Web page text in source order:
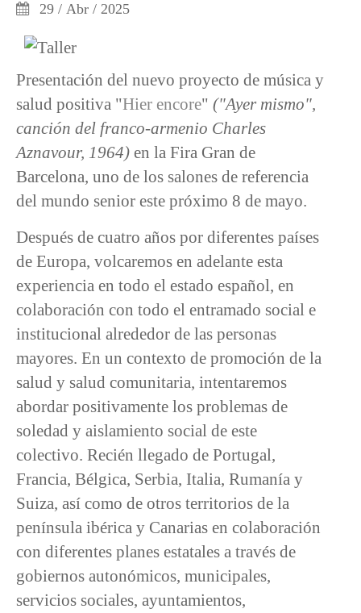
29 / Abr / 2025
Presentación del nuevo proyecto de música y
salud positiva "Hier encore" ("Ayer mismo",
canción del franco-armenio Charles
Aznavour, 1964) en la Fira Gran de
Barcelona, uno de los salones de referencia
del mundo senior este próximo 8 de mayo.
Después de cuatro años por diferentes países
de Europa, volcaremos en adelante esta
experiencia en todo el estado español, en
colaboración con todo el entramado social e
institucional alrededor de las personas
mayores. En un contexto de promoción de la
salud y salud comunitaria, intentaremos
abordar positivamente los problemas de
soledad y aislamiento social de este
colectivo. Recién llegado de Portugal,
Francia, Bélgica, Serbia, Italia, Rumanía y
Suiza, así como de otros territorios de la
península ibérica y Canarias en colaboración
con diferentes planes estatales a través de
gobiernos autonómicos, municipales,
servicios sociales, ayuntamientos,